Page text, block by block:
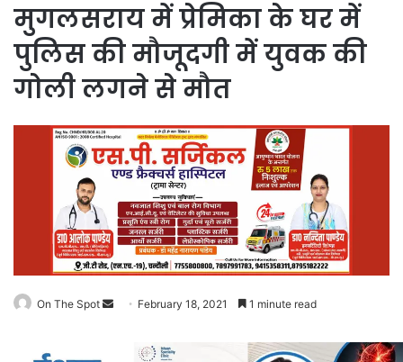
मुगलसराय में प्रेमिका के घर में
पुलिस की मौजूदगी में युवक की
गोली लगने से मौत
On The Spot
Send
email
February 18, 2021 1 minute read